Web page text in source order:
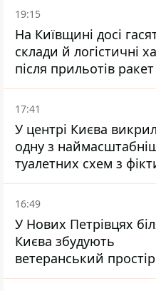
19:15
На Київщині досі
склади й логістичні
після прильотів
ДСНС
17:41
У центрі Києва
одну з
туалетних схем з
будинком
16:49
У Нових Петрівцях
Києва збудують
ветеранський
знайшли проєктанта